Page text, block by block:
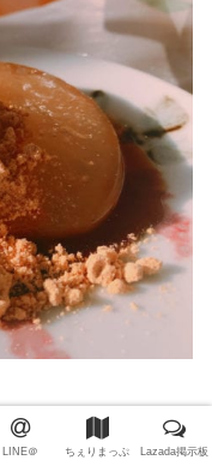
LINE＠ ちぇりまっぷ Lazada掲示板